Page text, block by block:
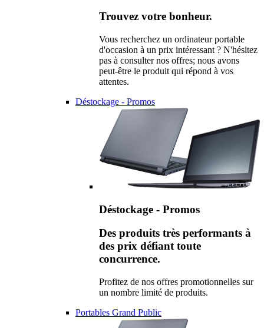
Trouvez votre bonheur.
Vous recherchez un ordinateur portable
d'occasion à un prix intéressant ? N'hésitez
pas à consulter nos offres; nous avons
peut-être le produit qui répond à vos
attentes.
Déstockage - Promos
Déstockage - Promos
Des produits très performants à
des prix défiant toute
concurrence.
Profitez de nos offres promotionnelles sur
un nombre limité de produits.
Portables Grand Public